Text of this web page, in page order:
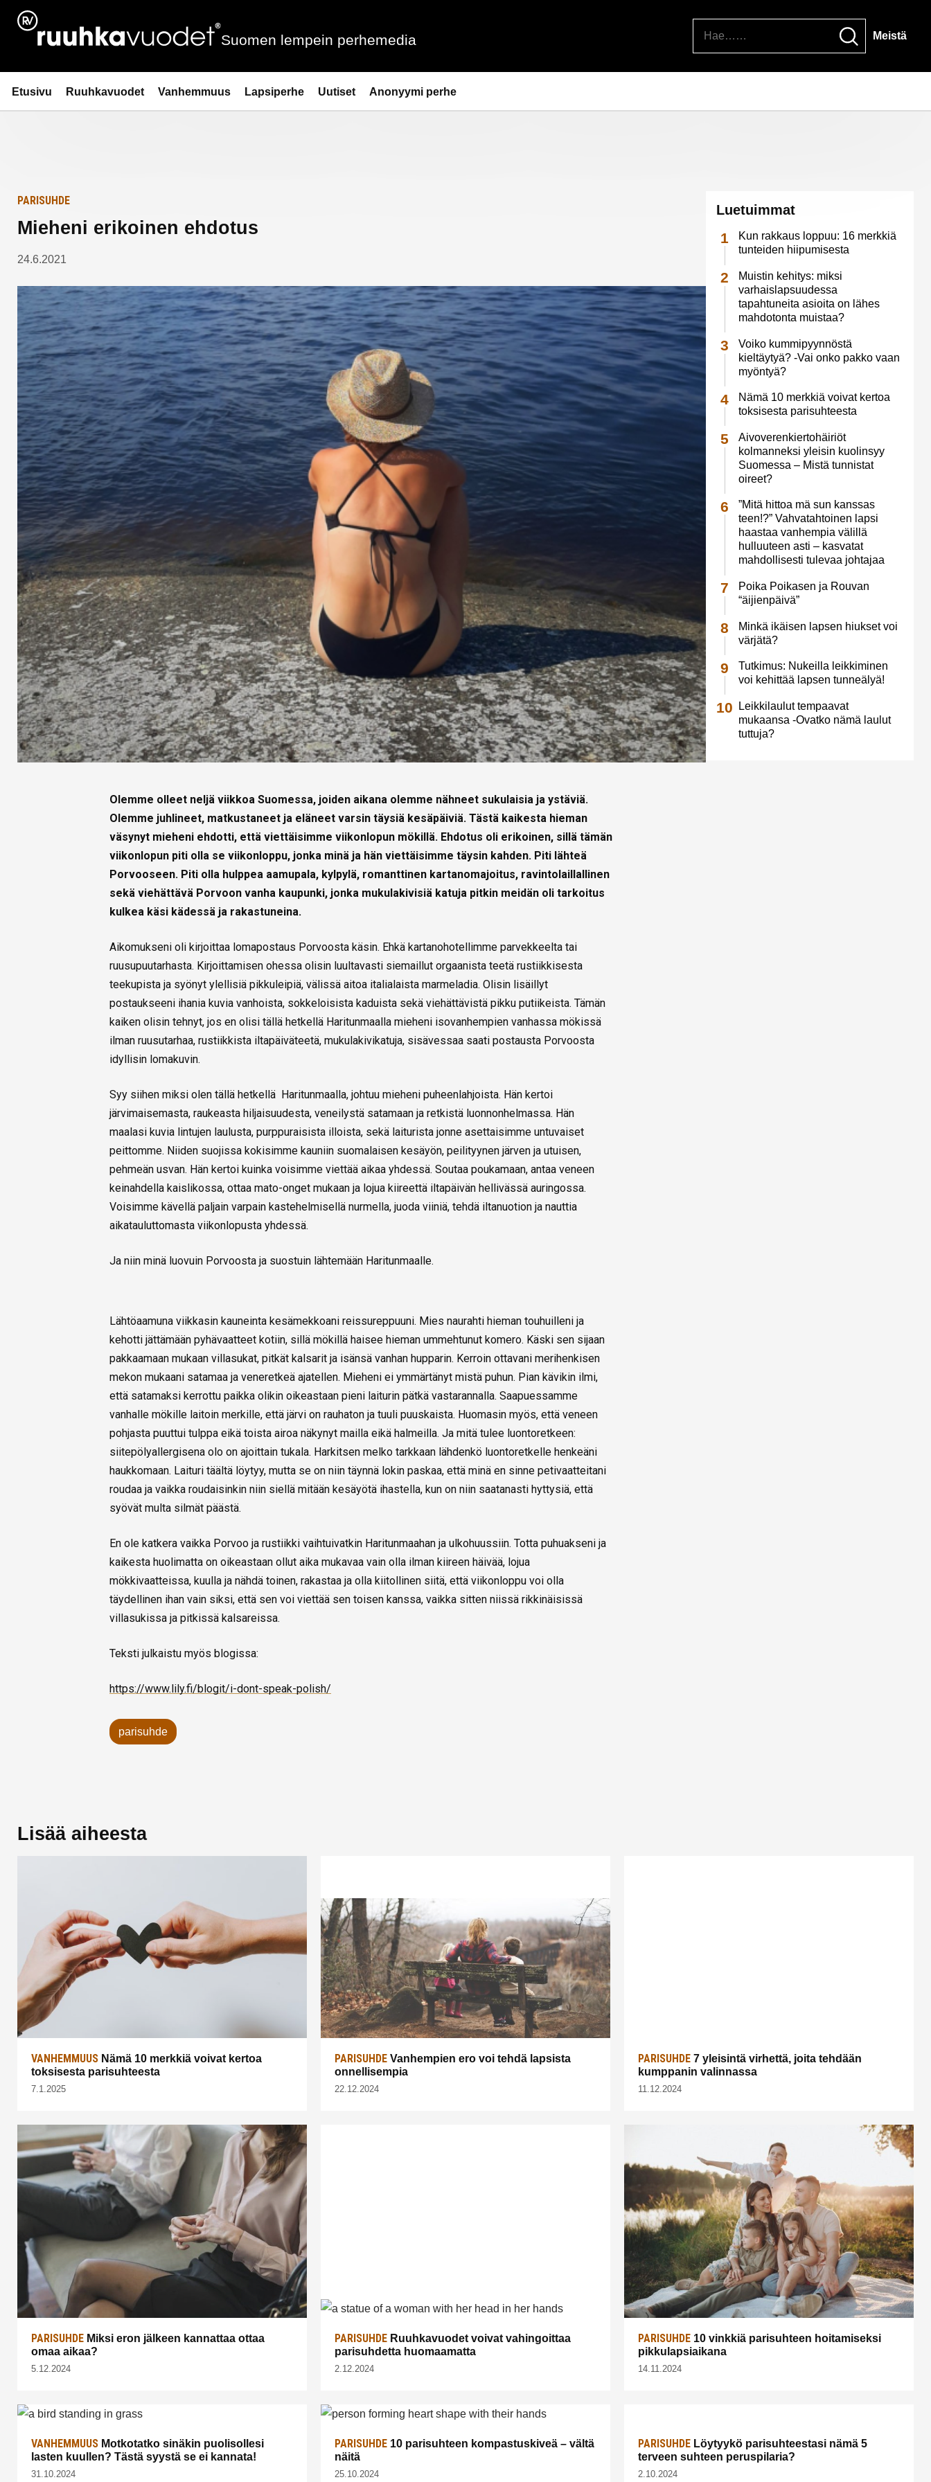
Siirry
sisältöön
Ruuhkavuodet.fi
Suomen lempein perhemedia Meistä
Etusivu Ruuhkavuodet Vanhemmuus Lapsiperhe Uutiset Anonyymi perhe
Etusivulle
PARISUHDE
Mieheni erikoinen ehdotus
24.6.2021
Olemme olleet neljä viikkoa Suomessa, joiden aikana olemme nähneet sukulaisia ja ystäviä.
Olemme juhlineet, matkustaneet ja eläneet varsin täysiä kesäpäiviä. Tästä kaikesta hieman
väsynyt mieheni ehdotti, että viettäisimme viikonlopun mökillä. Ehdotus oli erikoinen, sillä tämän
viikonlopun piti olla se viikonloppu, jonka minä ja hän viettäisimme täysin kahden. Piti lähteä
Porvooseen. Piti olla hulppea aamupala, kylpylä, romanttinen kartanomajoitus, ravintolaillallinen
sekä viehättävä Porvoon vanha kaupunki, jonka mukulakivisiä katuja pitkin meidän oli tarkoitus
kulkea käsi kädessä ja rakastuneina.
Aikomukseni oli kirjoittaa lomapostaus Porvoosta käsin. Ehkä kartanohotellimme parvekkeelta tai
ruusupuutarhasta. Kirjoittamisen ohessa olisin luultavasti siemaillut orgaanista teetä rustiikkisesta
teekupista ja syönyt ylellisiä pikkuleipiä, välissä aitoa italialaista marmeladia. Olisin lisäillyt
postaukseeni ihania kuvia vanhoista, sokkeloisista kaduista sekä viehättävistä pikku putiikeista. Tämän
kaiken olisin tehnyt, jos en olisi tällä hetkellä Haritunmaalla mieheni isovanhempien vanhassa mökissä
ilman ruusutarhaa, rustiikkista iltapäiväteetä, mukulakivikatuja, sisävessaa saati postausta Porvoosta
idyllisin lomakuvin.
Syy siihen miksi olen tällä hetkellä Haritunmaalla, johtuu mieheni puheenlahjoista. Hän kertoi
järvimaisemasta, raukeasta hiljaisuudesta, veneilystä satamaan ja retkistä luonnonhelmassa. Hän
maalasi kuvia lintujen laulusta, purppuraisista illoista, sekä laiturista jonne asettaisimme untuvaiset
peittomme. Niiden suojissa kokisimme kauniin suomalaisen kesäyön, peilityynen järven ja utuisen,
pehmeän usvan. Hän kertoi kuinka voisimme viettää aikaa yhdessä. Soutaa poukamaan, antaa veneen
keinahdella kaislikossa, ottaa mato-onget mukaan ja lojua kiireettä iltapäivän hellivässä auringossa.
Voisimme kävellä paljain varpain kastehelmisellä nurmella, juoda viiniä, tehdä iltanuotion ja nauttia
aikatauluttomasta viikonlopusta yhdessä.
Ja niin minä luovuin Porvoosta ja suostuin lähtemään Haritunmaalle.
Lähtöaamuna viikkasin kauneinta kesämekkoani reissureppuuni. Mies naurahti hieman touhuilleni ja
kehotti jättämään pyhävaatteet kotiin, sillä mökillä haisee hieman ummehtunut komero. Käski sen sijaan
pakkaamaan mukaan villasukat, pitkät kalsarit ja isänsä vanhan hupparin. Kerroin ottavani merihenkisen
mekon mukaani satamaa ja veneretkeä ajatellen. Mieheni ei ymmärtänyt mistä puhun. Pian kävikin ilmi,
että satamaksi kerrottu paikka olikin oikeastaan pieni laiturin pätkä vastarannalla. Saapuessamme
vanhalle mökille laitoin merkille, että järvi on rauhaton ja tuuli puuskaista. Huomasin myös, että veneen
pohjasta puuttui tulppa eikä toista airoa näkynyt mailla eikä halmeilla. Ja mitä tulee luontoretkeen:
siitepölyallergisena olo on ajoittain tukala. Harkitsen melko tarkkaan lähdenkö luontoretkelle henkeäni
haukkomaan. Laituri täältä löytyy, mutta se on niin täynnä lokin paskaa, että minä en sinne petivaatteitani
roudaa ja vaikka roudaisinkin niin siellä mitään kesäyötä ihastella, kun on niin saatanasti hyttysiä, että
syövät multa silmät päästä.
En ole katkera vaikka Porvoo ja rustiikki vaihtuivatkin Haritunmaahan ja ulkohuussiin. Totta puhuakseni ja
kaikesta huolimatta on oikeastaan ollut aika mukavaa vain olla ilman kiireen häivää, lojua
mökkivaatteissa, kuulla ja nähdä toinen, rakastaa ja olla kiitollinen siitä, että viikonloppu voi olla
täydellinen ihan vain siksi, että sen voi viettää sen toisen kanssa, vaikka sitten niissä rikkinäisissä
villasukissa ja pitkissä kalsareissa.
Teksti julkaistu myös blogissa:
https://www.lily.fi/blogit/i-dont-speak-polish/
parisuhde
Luetuimmat
Kun rakkaus loppuu: 16 merkkiä
tunteiden hiipumisesta
Muistin kehitys: miksi
varhaislapsuudessa
tapahtuneita asioita on lähes
mahdotonta muistaa?
Voiko kummipyynnöstä
kieltäytyä? -Vai onko pakko vaan
myöntyä?
Nämä 10 merkkiä voivat kertoa
toksisesta parisuhteesta
Aivoverenkiertohäiriöt
kolmanneksi yleisin kuolinsyy
Suomessa – Mistä tunnistat
oireet?
”Mitä hittoa mä sun kanssas
teen!?” Vahvatahtoinen lapsi
haastaa vanhempia välillä
hulluuteen asti – kasvatat
mahdollisesti tulevaa johtajaa
Poika Poikasen ja Rouvan
“äijienpäivä”
Minkä ikäisen lapsen hiukset voi
värjätä?
Tutkimus: Nukeilla leikkiminen
voi kehittää lapsen tunneälyä!
Leikkilaulut tempaavat
mukaansa -Ovatko nämä laulut
tuttuja?
Lisää aiheesta
VANHEMMUUS Nämä 10 merkkiä voivat kertoa
toksisesta parisuhteesta
7.1.2025
PARISUHDE Vanhempien ero voi tehdä lapsista
onnellisempia
22.12.2024
PARISUHDE 7 yleisintä virhettä, joita tehdään
kumppanin valinnassa
11.12.2024
PARISUHDE Miksi eron jälkeen kannattaa ottaa
omaa aikaa?
5.12.2024
PARISUHDE Ruuhkavuodet voivat vahingoittaa
parisuhdetta huomaamatta
2.12.2024
PARISUHDE 10 vinkkiä parisuhteen hoitamiseksi
pikkulapsiaikana
14.11.2024
VANHEMMUUS Motkotatko sinäkin puolisollesi
lasten kuullen? Tästä syystä se ei kannata!
31.10.2024
PARISUHDE 10 parisuhteen kompastuskiveä – vältä
näitä
25.10.2024
PARISUHDE Löytyykö parisuhteestasi nämä 5
terveen suhteen peruspilaria?
2.10.2024